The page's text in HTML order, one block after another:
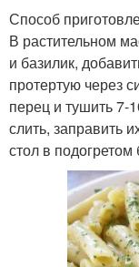
Способ
В растительном
и базилик,
протертую через
перец и тушить 7-
слить, заправить
стол в